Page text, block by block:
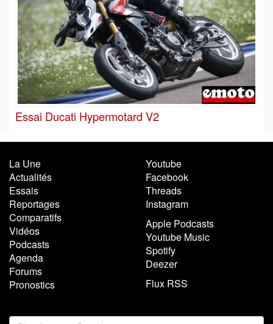
Essai Ducati Hypermotard V2
La Une
Actualités
Essais
Reportages
Comparatifs
Vidéos
Podcasts
Agenda
Forums
Pronostics
Youtube
Facebook
Threads
Instagram
Apple Podcasts
Youtube Music
Spotify
Deezer
Flux RSS